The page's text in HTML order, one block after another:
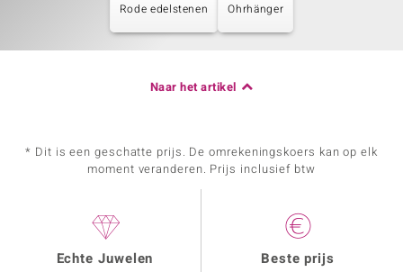
Rode edelstenen Ohrhänger
Naar het artikel
* Dit is een geschatte prijs. De omrekeningskoers kan op elk
moment veranderen. Prijs inclusief btw
Echte Juwelen Beste prijs